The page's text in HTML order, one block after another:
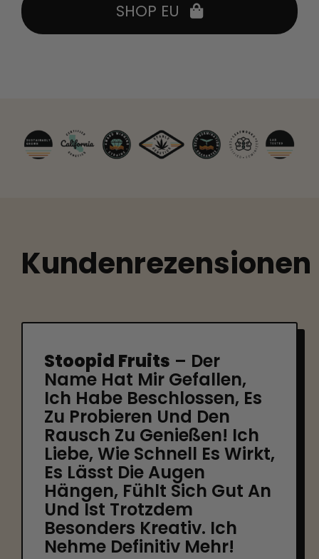
SHOP EU
Kundenrezensionen
Stoopid Fruits – Der
Name Hat Mir Gefallen,
Ich Habe Beschlossen, Es
Zu Probieren Und Den
Rausch Zu Genießen! Ich
Liebe, Wie Schnell Es Wirkt,
Es Lässt Die Augen
Hängen, Fühlt Sich Gut An
Und Ist Trotzdem
Besonders Kreativ. Ich
Nehme Definitiv Mehr!